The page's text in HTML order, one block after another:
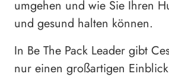
umgehen und wie Sie Ihren
und gesund halten können.
In Be The Pack Leader gibt
nur einen großartigen